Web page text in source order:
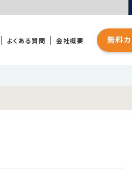
よくある質問 会社概要 無料